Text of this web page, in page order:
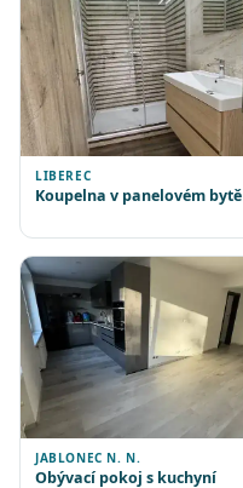
LIBEREC
Koupelna v panelovém bytě
JABLONEC N. N.
Obývací pokoj s kuchyní